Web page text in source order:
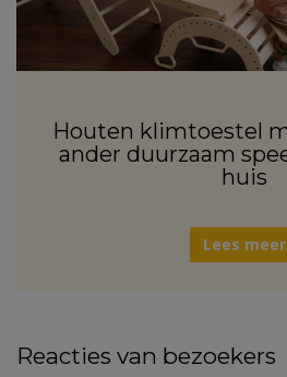
Houten klimtoestel
ander duurzaam
huis
Lees meer
Reacties van bezoekers